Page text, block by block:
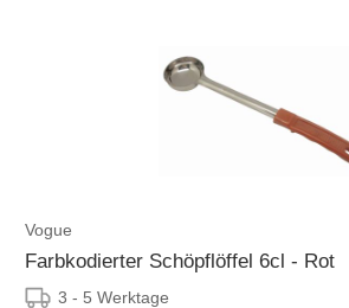
Vogue
Farbkodierter Schöpflöffel 6cl - Rot
3 - 5 Werktage